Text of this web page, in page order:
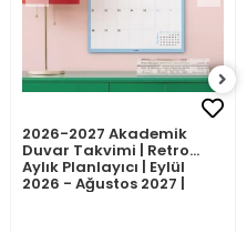
2026-2027 Akademik
Duvar Takvimi | Retro
Aylık Planlayıcı | Eylül
2026 - Ağustos 2027 |